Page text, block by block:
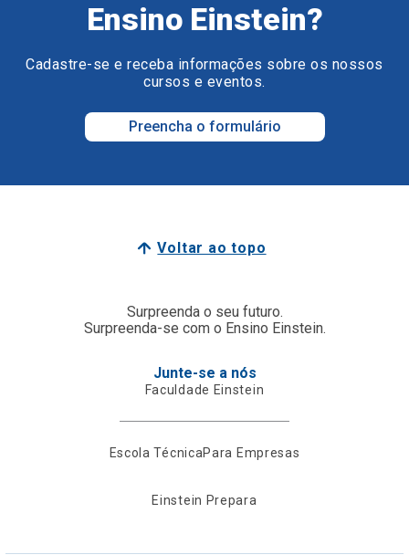
Ensino Einstein?
Cadastre-se e receba informações sobre os nossos
cursos e eventos.
Preencha o formulário
Voltar ao topo
Surpreenda o seu futuro.
Surpreenda-se com o Ensino Einstein.
Junte-se a nós
Faculdade Einstein
Escola TécnicaPara Empresas
Einstein Prepara